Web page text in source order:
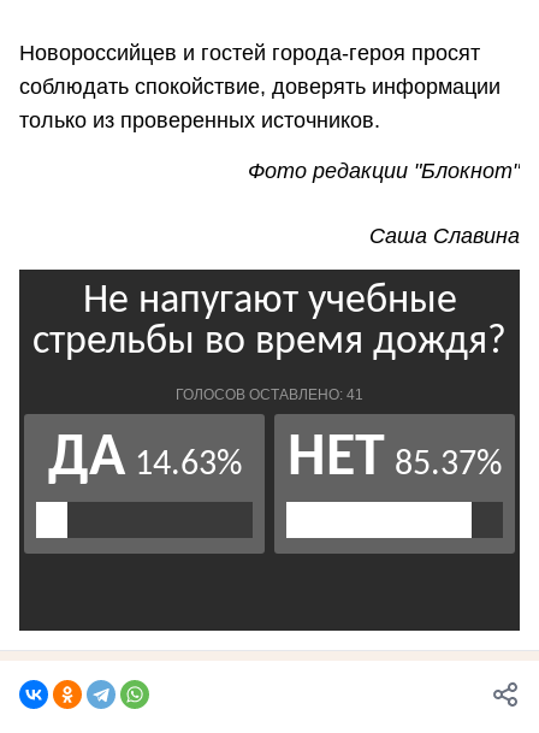
Новороссийцев и гостей города-героя просят
соблюдать спокойствие, доверять информации
только из проверенных источников.
Фото редакции "Блокнот"
Саша Славина